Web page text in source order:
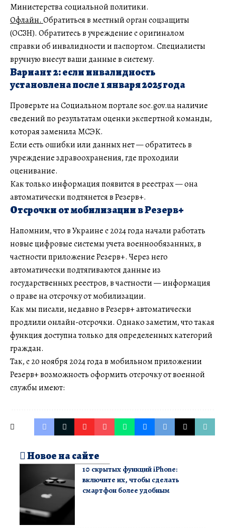
Министерства социальной политики.
Офлайн. Обратиться в местный орган соцзащиты
(ОСЗН). Обратитесь в учреждение с оригиналом
справки об инвалидности и паспортом. Специалисты
вручную внесут ваши данные в систему.
Вариант 2: если инвалидность
установлена после 1 января 2025 года
Проверьте на Социальном портале soc.gov.ua наличие
сведений по результатам оценки экспертной команды,
которая заменила МСЭК.
Если есть ошибки или данных нет — обратитесь в
учреждение здравоохранения, где проходили
оценивание.
Как только информация появится в реестрах — она
автоматически подтянется в Резерв+.
Отсрочки от мобилизации в Резерв+
Напомним, что в Украине с 2024 года начали работать
новые цифровые системы учета военнообязанных, в
частности приложение Резерв+. Через него
автоматически подтягиваются данные из
государственных реестров, в частности — информация
о праве на отсрочку от мобилизации.
Как мы писали, недавно в Резерв+ автоматически
продлили онлайн-отсрочки. Однако заметим, что такая
функция доступна только для определенных категорий
граждан.
Так, с 20 ноября 2024 года в мобильном приложении
Резерв+ возможность оформить отсрочку от военной
службы имеют:
Новое на сайте
10 скрытых функций iPhone:
включите их, чтобы сделать
смартфон более удобным